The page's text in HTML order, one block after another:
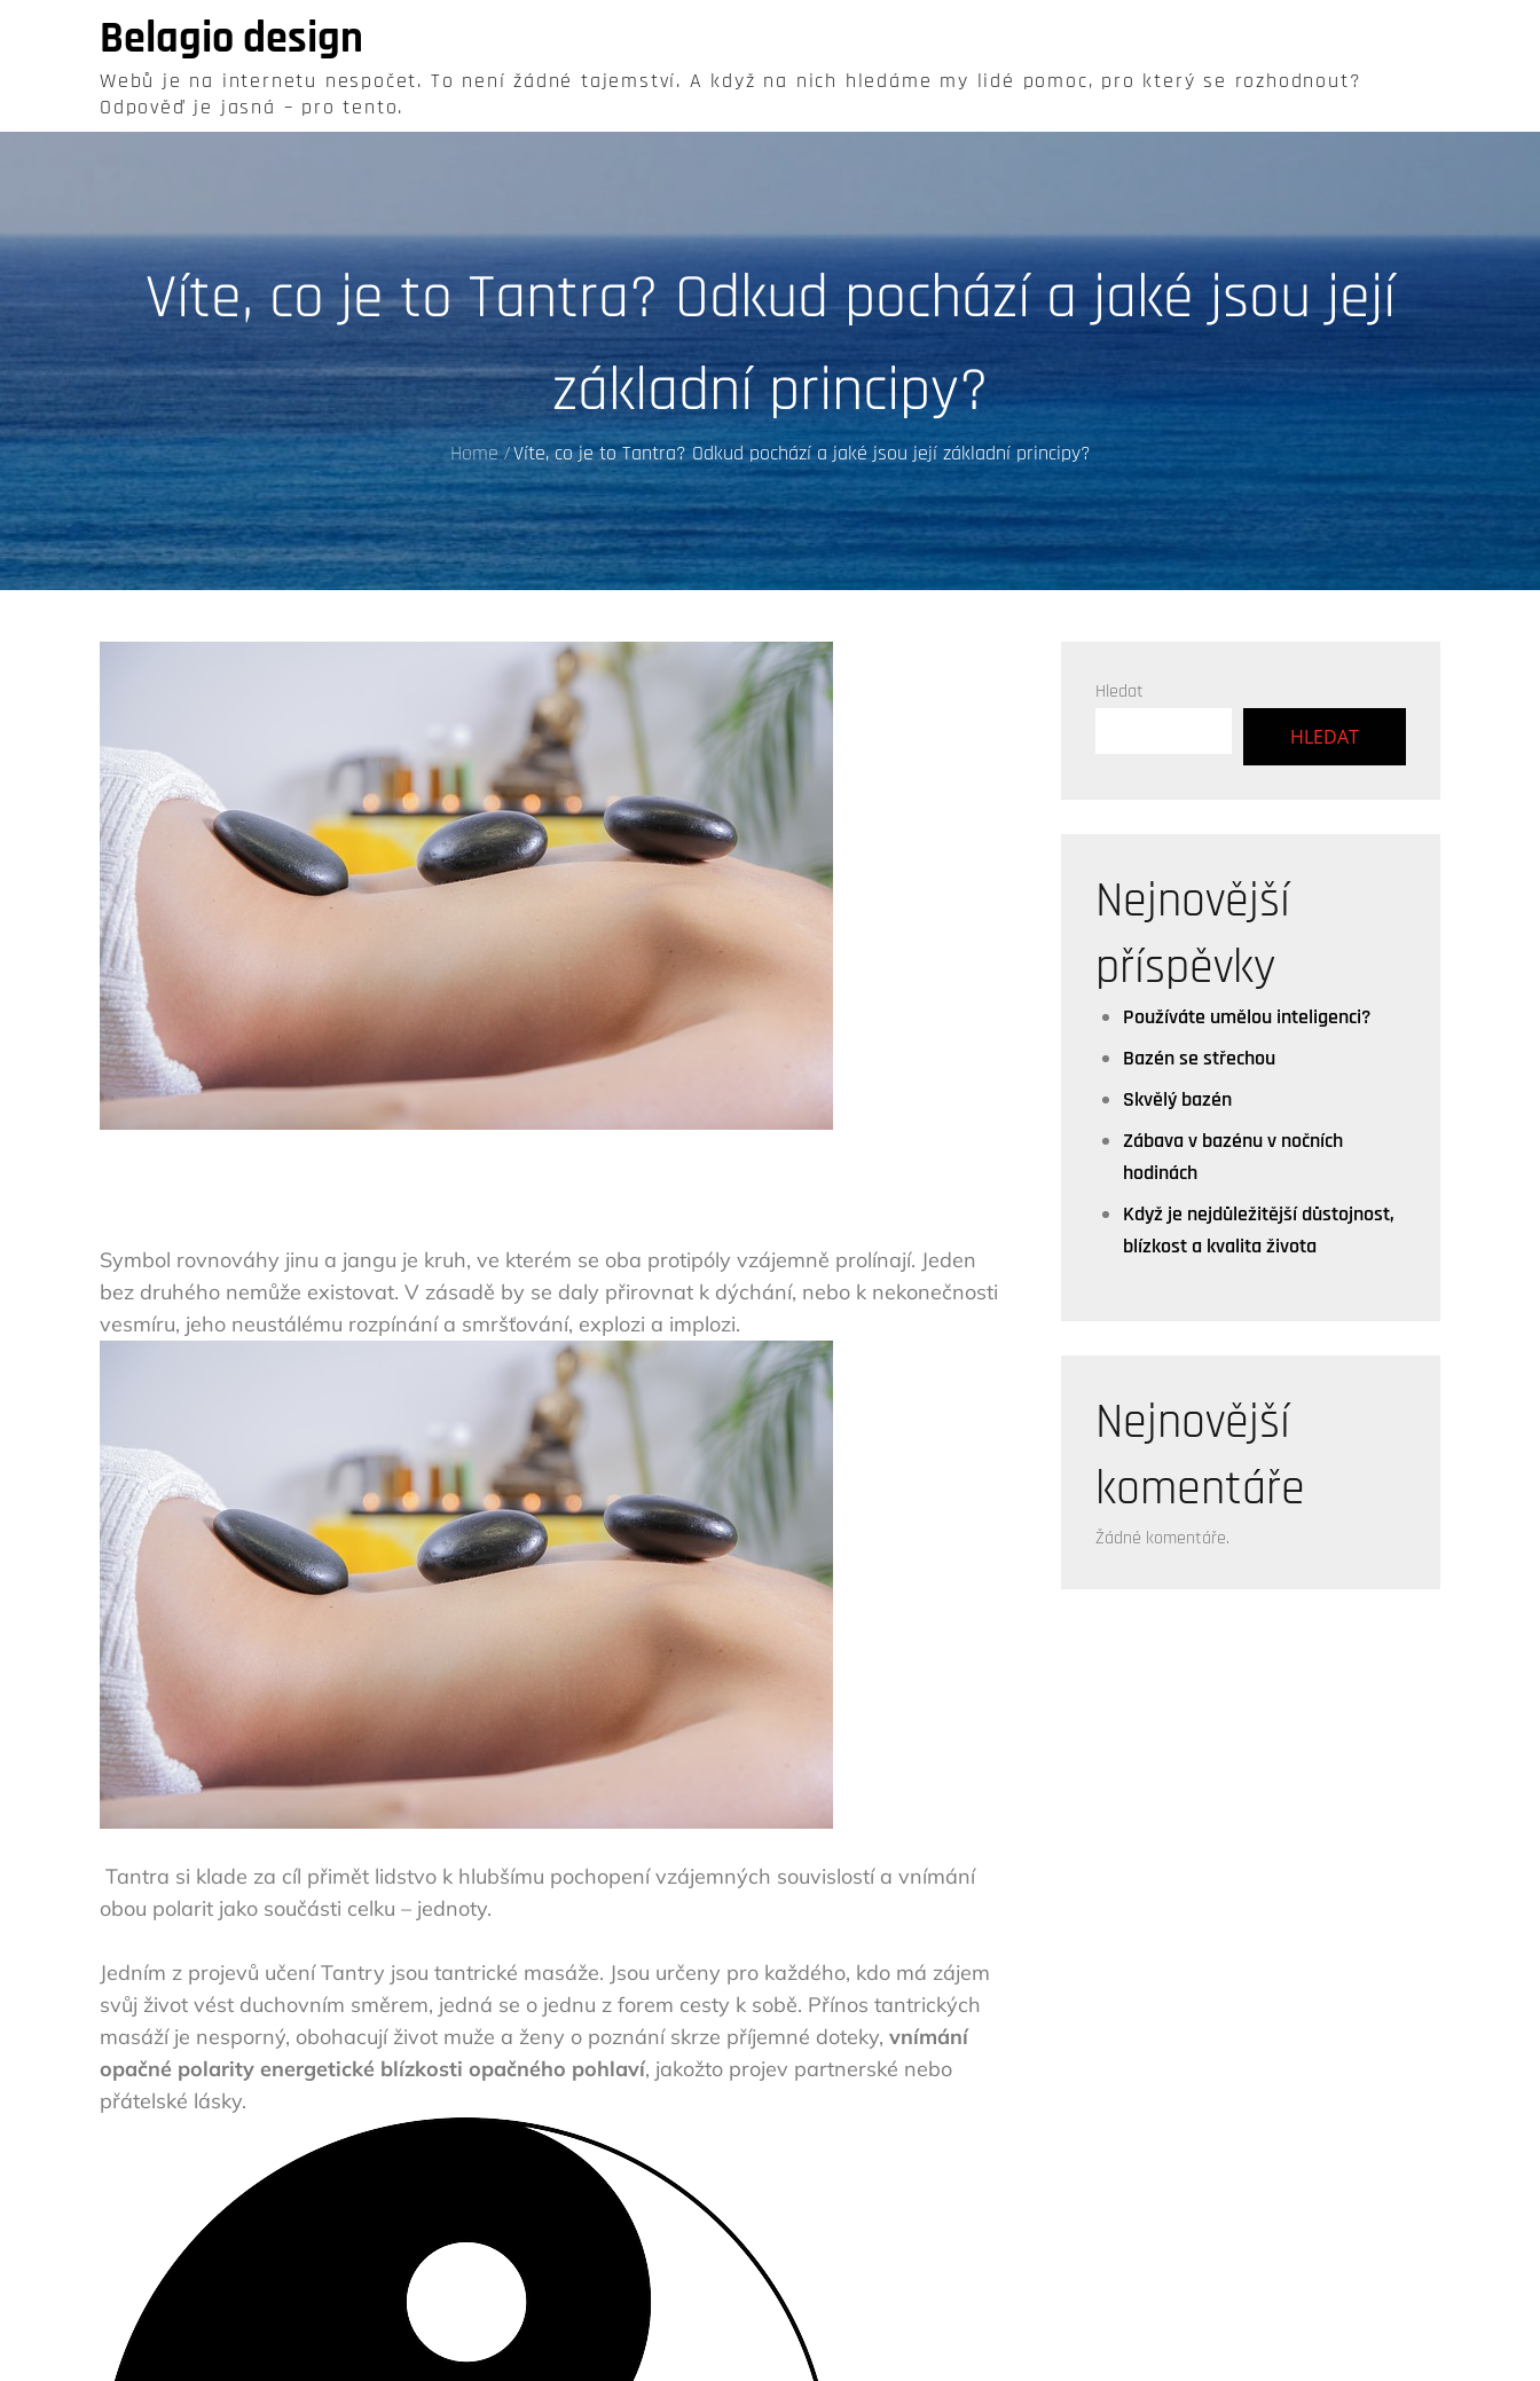
Belagio design
Webů je na internetu nespočet. To není žádné tajemství. A když na nich hledáme my lidé pomoc, pro který se rozhodnout?
Odpověď je jasná – pro tento.
Víte, co je to Tantra? Odkud pochází a jaké jsou její
základní principy?
Home Víte, co je to Tantra? Odkud pochází a jaké jsou její základní principy?
Symbol rovnováhy jinu a jangu je kruh, ve kterém se oba protipóly vzájemně prolínají. Jeden
bez druhého nemůže existovat. V zásadě by se daly přirovnat k dýchání, nebo k nekonečnosti
vesmíru, jeho neustálému rozpínání a smršťování, explozi a implozi.
Tantra si klade za cíl přimět lidstvo k hlubšímu pochopení vzájemných souvislostí a vnímání
obou polarit jako součásti celku – jednoty.
Jedním z projevů učení Tantry jsou tantrické masáže. Jsou určeny pro každého, kdo má zájem
svůj život vést duchovním směrem, jedná se o jednu z forem cesty k sobě. Přínos tantrických
masáží je nesporný, obohacují život muže a ženy o poznání skrze příjemné doteky, vnímání
opačné polarity energetické blízkosti opačného pohlaví, jakožto projev partnerské nebo
přátelské lásky.
Hledat
HLEDAT
Nejnovější
příspěvky
Používáte umělou inteligenci?
Bazén se střechou
Skvělý bazén
Zábava v bazénu v nočních
hodinách
Když je nejdůležitější důstojnost,
blízkost a kvalita života
Nejnovější
komentáře
Žádné komentáře.